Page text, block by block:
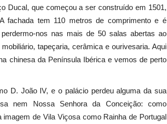
Ducal, que começou a ser construído em 1501,
fachada tem 110 metros de comprimento e é
nos nas mais de 50 salas abertas ao
tapeçaria, cerâmica e ourivesaria. Aqui
chinesa da Península Ibérica e vemos de perto
D. João IV, e o palácio perdeu alguma da sua
nem Nossa Senhora da Conceição: como
de Vila Viçosa como Rainha de Portugal
Cultura